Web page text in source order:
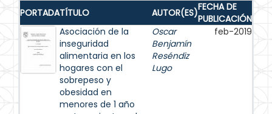
PORTADATÍTULO AUTOR(ES)FECHA DE
PUBLICACIÓN
Asociación de la
inseguridad
alimentaria en los
hogares con el
sobrepeso y
obesidad en
menores de 1 año
Oscar
Benjamín
Reséndiz
Lugo
feb-2019